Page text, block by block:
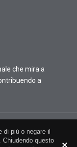
che mira a
a
più o negare il
. Chiudendo questo